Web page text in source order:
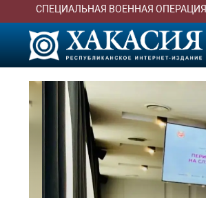
СПЕЦИАЛЬНАЯ ВОЕННАЯ ОПЕРАЦИЯ